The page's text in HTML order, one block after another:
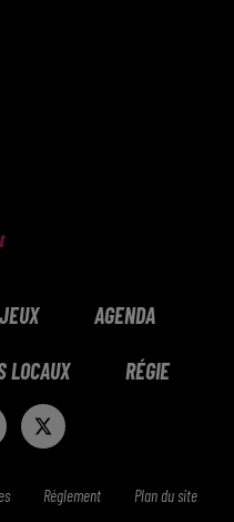
JEUX AGENDA
LOCAUX RÉGIE
Réglement Plan du site